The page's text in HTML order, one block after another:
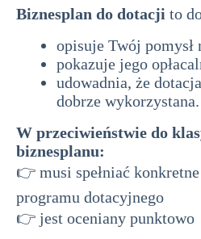
Biznesplan do dotacji to
opisuje Twój pomysł
pokazuje jego
udowadnia, że
dobrze wykorzystana.
W przeciwieństwie do
biznesplanu:
👉 musi spełniać
programu dotacyjnego
👉 jest oceniany punktowo